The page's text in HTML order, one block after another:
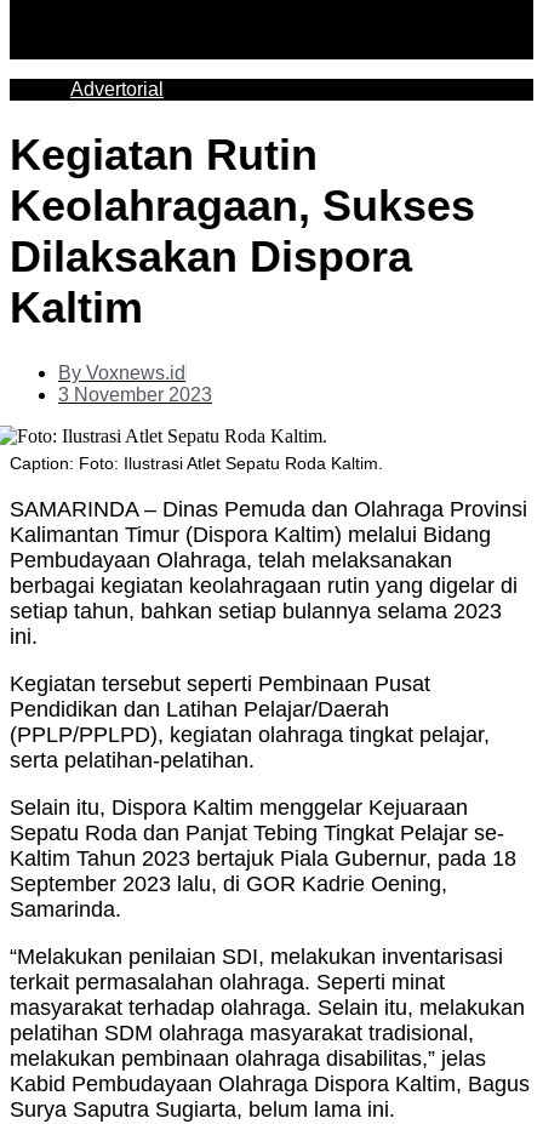
Advertorial
Kegiatan Rutin
Keolahragaan, Sukses
Dilaksakan Dispora
Kaltim
By Voxnews.id
3 November 2023
Caption: Foto: Ilustrasi Atlet Sepatu Roda Kaltim.
SAMARINDA – Dinas Pemuda dan Olahraga Provinsi
Kalimantan Timur (Dispora Kaltim) melalui Bidang
Pembudayaan Olahraga, telah melaksanakan
berbagai kegiatan keolahragaan rutin yang digelar di
setiap tahun, bahkan setiap bulannya selama 2023
ini.
Kegiatan tersebut seperti Pembinaan Pusat
Pendidikan dan Latihan Pelajar/Daerah
(PPLP/PPLPD), kegiatan olahraga tingkat pelajar,
serta pelatihan-pelatihan.
Selain itu, Dispora Kaltim menggelar Kejuaraan
Sepatu Roda dan Panjat Tebing Tingkat Pelajar se-
Kaltim Tahun 2023 bertajuk Piala Gubernur, pada 18
September 2023 lalu, di GOR Kadrie Oening,
Samarinda.
“Melakukan penilaian SDI, melakukan inventarisasi
terkait permasalahan olahraga. Seperti minat
masyarakat terhadap olahraga. Selain itu, melakukan
pelatihan SDM olahraga masyarakat tradisional,
melakukan pembinaan olahraga disabilitas,” jelas
Kabid Pembudayaan Olahraga Dispora Kaltim, Bagus
Surya Saputra Sugiarta, belum lama ini.